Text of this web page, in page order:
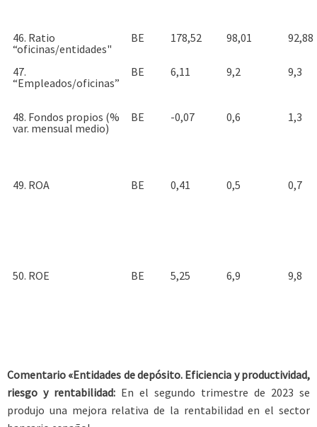
46. Ratio
“oficinas/entidades"
BE 178,52 98,01 92,88
47.
“Empleados/oficinas”
BE 6,11 9,2 9,3
48. Fondos propios (%
var. mensual medio)
BE -0,07 0,6 1,3
49. ROA BE 0,41 0,5 0,7
50. ROE BE 5,25 6,9 9,8
Comentario «Entidades de depósito. Eficiencia y productividad,
riesgo y rentabilidad: En el segundo trimestre de 2023 se
produjo una mejora relativa de la rentabilidad en el sector